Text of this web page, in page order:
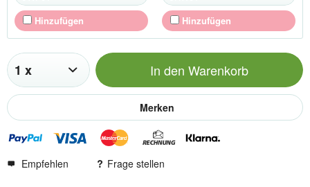
Hinzufügen Hinzufügen
In den Warenkorb
Merken
Empfehlen Frage stellen